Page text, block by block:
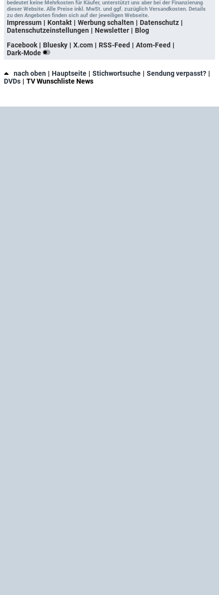
bedeutet keine Mehrkosten für Käufer, unterstützt uns aber bei der Finanzierung
dieser Website. Alle Preise inkl. MwSt. und ggf. zuzüglich Versandkosten. Details
zu den Angeboten finden sich auf der jeweiligen Webseite.
Impressum Kontakt Werbung schalten
Datenschutz
Datenschutzeinstellungen
Newsletter
Blog
Facebook
Bluesky X.com RSS-Feed
Atom-Feed
Dark-Mode
nach oben Hauptseite Stichwortsuche
Sendung verpasst?
DVDs
TV Wunschliste News